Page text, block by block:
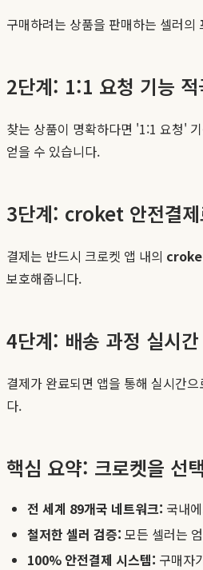
구매하려는 상품을 판매하는 셀러
2단계: 1:1 요청 기능 적
찾는 상품이 명확하다면 '1:1 요청'
얻을 수 있습니다.
3단계: croket 안전결제
결제는 반드시 크로켓 앱 내의
보호해줍니다.
4단계: 배송 과정 실시
결제가 완료되면 앱을 통해 실시간
다.
핵심 요약: 크로켓을 선
전 세계 89개국 네트워크: 국내
철저한 셀러 검증: 모든 셀러는
100% 안전결제 시스템: 구매자